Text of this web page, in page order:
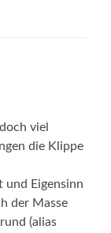
viel
die Klippe
und Eigensinn
der Masse
(alias